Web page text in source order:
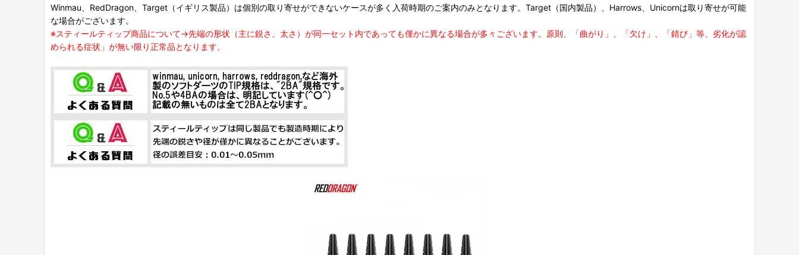
Winmau、RedDragon、Target（イギリス製品）は個別の取り寄せができないケースが多く入荷時期のご案内のみとなります。Target（国内製品）、Harrows、Unicornは取り寄せが可能
な場合がございます。
※スティールティップ商品について→先端の形状（主に鋭さ、太さ）が同一セット内であっても僅かに異なる場合が多々ございます。原則、「曲がり」、「欠け」、「錆び」等、劣化が認
められる症状」が無い限り正常品となります。